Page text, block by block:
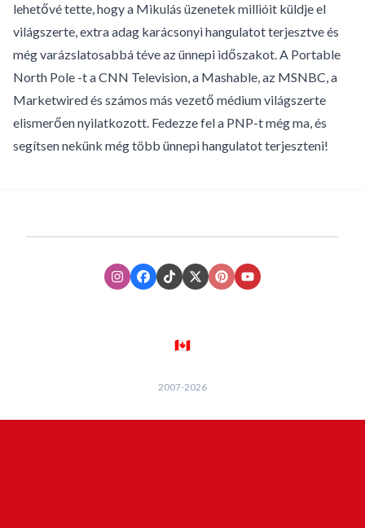
lehetővé tette, hogy a Mikulás üzenetek millióit küldje el
világszerte, extra adag karácsonyi hangulatot terjesztve és
még varázslatosabbá téve az ünnepi időszakot. A Portable
North Pole -t a CNN Television, a Mashable, az MSNBC, a
Marketwired és számos más vezető médium világszerte
elismerően nyilatkozott. Fedezze fel a PNP-t még ma, és
segítsen nekünk még több ünnepi hangulatot terjeszteni!
InstagramFacebook
TikTokXTwitter
PinterestYoutube
🇨🇦
2007-2026